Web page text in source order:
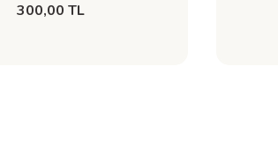
Espresso
300,00 TL